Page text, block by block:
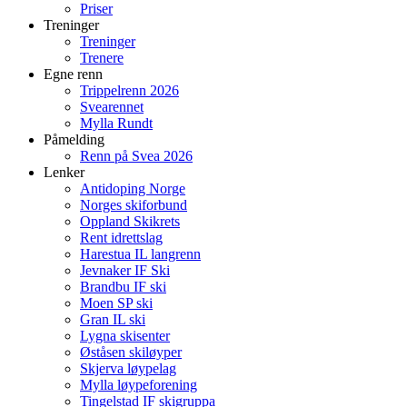
Priser
Treninger
Treninger
Trenere
Egne renn
Trippelrenn 2026
Svearennet
Mylla Rundt
Påmelding
Renn på Svea 2026
Lenker
Antidoping Norge
Norges skiforbund
Oppland Skikrets
Rent idrettslag
Harestua IL langrenn
Jevnaker IF Ski
Brandbu IF ski
Moen SP ski
Gran IL ski
Lygna skisenter
Øståsen skiløyper
Skjerva løypelag
Mylla løypeforening
Tingelstad IF skigruppa